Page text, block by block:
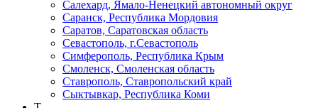
Салехард, Ямало-Ненецкий автономный округ
Саранск, Республика Мордовия
Саратов, Саратовская область
Севастополь, г.Севастополь
Симферополь, Республика Крым
Смоленск, Смоленская область
Ставрополь, Ставропольский край
Сыктывкар, Республика Коми